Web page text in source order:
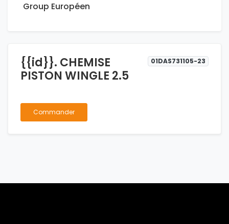
Group Européen
{{id}}. CHEMISE
PISTON WINGLE 2.5
01DAS731105-23
Commander